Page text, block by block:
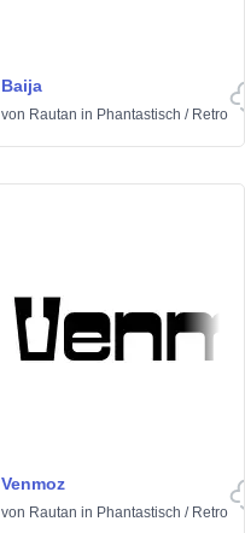
Baija
von Rautan in Phantastisch / Retro
Venmoz
von Rautan in Phantastisch / Retro